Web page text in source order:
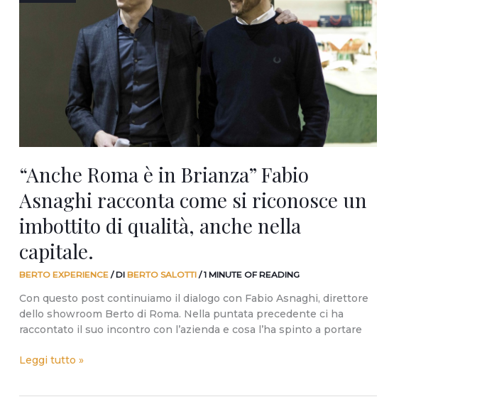
“Anche Roma è in Brianza” Fabio
Asnaghi racconta come si riconosce un
imbottito di qualità, anche nella
capitale.
BERTO EXPERIENCE / DI BERTO SALOTTI /1 MINUTE OF READING
Con questo post continuiamo il dialogo con Fabio Asnaghi, direttore
dello showroom Berto di Roma. Nella puntata precedente ci ha
raccontato il suo incontro con l’azienda e cosa l’ha spinto a portare
riconosce
qualità,
nella
capitale.
Leggi tutto »